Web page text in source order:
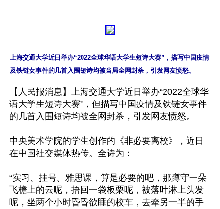
上海交通大学近日举办“2022全球华语大学生短诗大赛”，描写中国疫情
【人民报消息】上海交通大学近日举办“2022全球华
语大学生短诗大赛”，但描写中国疫情及铁链女事件
的几首入围短诗均被全网封杀，引发网友愤怒。
中央美术学院的学生创作的《非必要离校》，近日
在中国社交媒体热传。全诗为：
“实习、挂号、雅思课，算是必要的吧，那蹲守一朵
飞檐上的云呢，捂回一袋板栗呢，被落叶淋上头发
呢，坐两个小时昏昏欲睡的校车，去牵另一半的手